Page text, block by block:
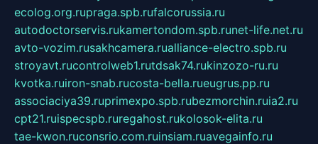
ecolog.org.rupraga.spb.rufalcorussia.ru
autodoctorservis.rukamertondom.spb.runet-life.net.ru
avto-vozim.rusakhcamera.rualliance-electro.spb.ru
stroyavt.rucontrolweb1.rutdsak74.rukinzozo-ru.ru
kvotka.ruiron-snab.rucosta-bella.rueugrus.pp.ru
associaciya39.ruprimexpo.spb.rubezmorchin.ruia2.ru
cpt21.ruispecspb.ruregahost.rukolosok-elita.ru
tae-kwon.ruconsrio.com.ruinsiam.ruavegainfo.ru